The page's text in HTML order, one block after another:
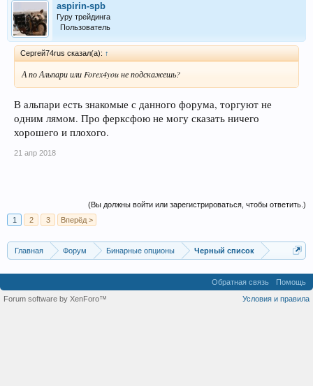
aspirin-spb
Гуру трейдинга
Пользователь
Сергей74rus сказал(а): ↑
А по Альпари или Forex4you не подскажешь?
В альпари есть знакомые с данного форума, торгуют не
одним лямом. Про ферксфою не могу сказать ничего
хорошего и плохого.
21 апр 2018
(Вы должны войти или зарегистрироваться, чтобы ответить.)
1
2 3 Вперёд >
Главная Форум Бинарные опционы Черный список
Обратная связь
Помощь
Условия и правила
Forum software by XenForo™